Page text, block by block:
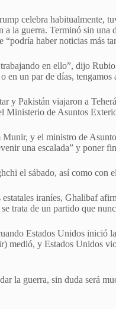
celebra habitualmente,
la guerra. Terminó sin una
haber noticias más
en ello”, dijo
en un par de días, tengamos
y Pakistán viajaron a
Ministerio de Asuntos
y el ministro de
una escalada” y poner
el sábado, así como con
iraníes, Ghalibaf
trata de un partido que
Estados Unidos inició
medió, y Estados Unidos
la guerra, sin duda será